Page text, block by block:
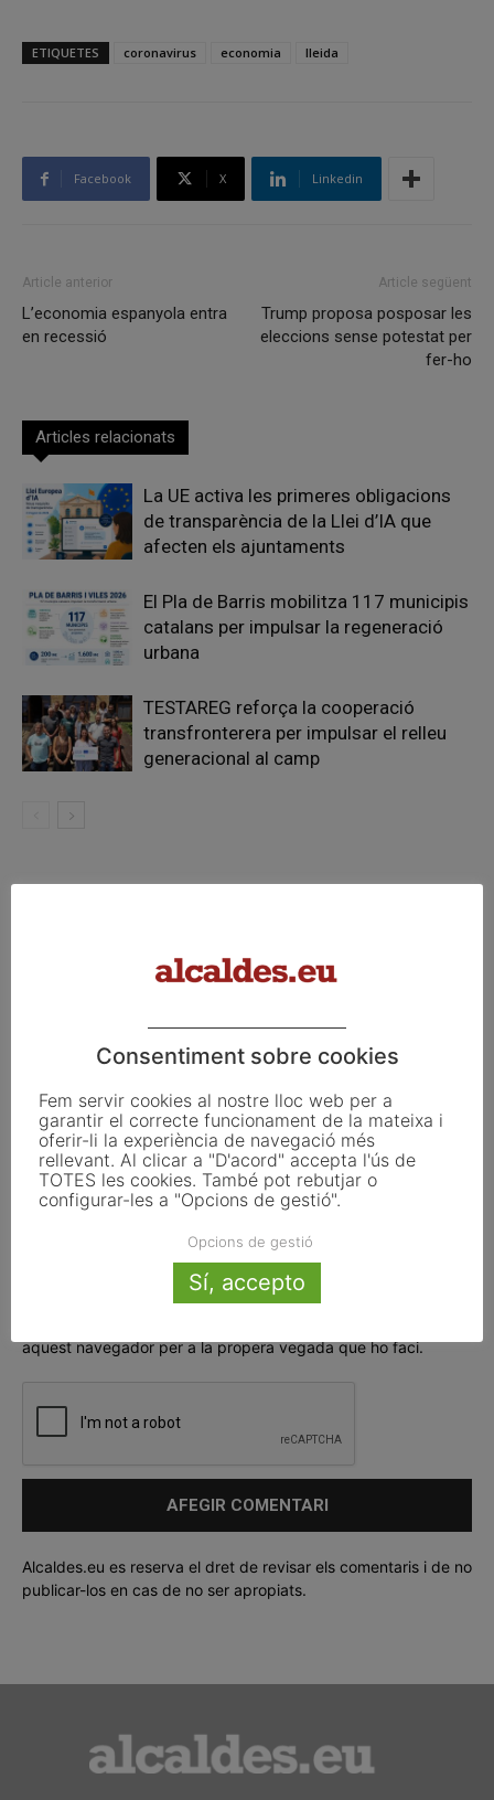
ETIQUETES coronavirus economia lleida
Facebook X Linkedin
Article anterior
L’economia espanyola entra
en recessió
Article següent
Trump proposa posposar les
eleccions sense potestat per
fer-ho
Articles relacionats
La UE activa les primeres obligacions
de transparència de la Llei d’IA que
afecten els ajuntaments
El Pla de Barris mobilitza 117 municipis
catalans per impulsar la regeneració
urbana
TESTAREG reforça la cooperació
transfronterera per impulsar el relleu
generacional al camp
aquest navegador per a la propera vegada que ho faci.
Alcaldes.eu es reserva el dret de revisar els comentaris i de no
publicar-los en cas de no ser apropiats.
Consentiment sobre cookies
Fem servir cookies al nostre lloc web per a
garantir el correcte funcionament de la mateixa i
oferir-li la experiència de navegació més
rellevant. Al clicar a "D'acord" accepta l'ús de
TOTES les cookies. També pot rebutjar o
configurar-les a "Opcions de gestió".
Opcions de gestió
Sí, accepto